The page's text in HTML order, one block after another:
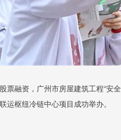
票融资，广州市房屋建筑工程“安
运枢纽冷链中心项目成功举办。